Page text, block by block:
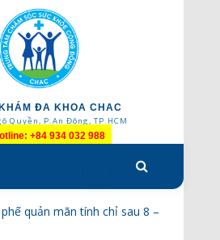
ĐA KHOA CHAC
Quyền, P.An Đông, TP.HCM
+84 934 032 988
to
content
quản mãn tính chỉ sau 8 –